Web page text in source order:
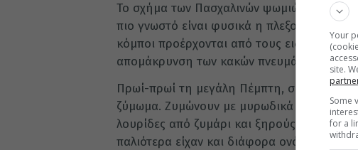
Το σχήμα των Πασχαλινών ψωμιών
πιο γνωστό είναι φυσικά η πλεξούδα, με ή
κόμποι προέρχονται από τους
απομάκρυνση των κακών πνευμάτων .
Πρωί-πρωί τη μεγάλη Πέμπτη, σε όλη την
ζύμωμα. Ζυμώνουν με μυρωδικά τις
λουρίδες από ζυμάρι και ξηρούς
παλιότερα είχαν και διάφορα ονόματα.
Your
site.
Some
for a